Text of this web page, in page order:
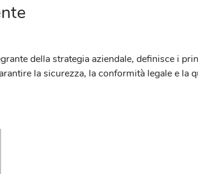
della strategia aziendale, definisce i
la sicurezza, la conformità legale e